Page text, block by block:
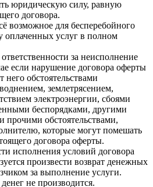
юридическую силу, равную
договора.
возможное для бесперебойного
оплаченных услуг в полном
за неисполнение
если нарушение договора оферты
обстоятельствами
землетрясением,
электроэнергии, сбоями
беспорядками, другими
обстоятельствами,
которые могут помешать
договора оферты.
исполнения условий договора
произвести возврат денежных
за выполнение услуги.
не производится.